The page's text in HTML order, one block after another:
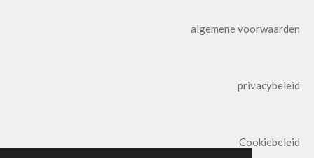
algemene voorwaarden
privacybeleid
Cookiebeleid